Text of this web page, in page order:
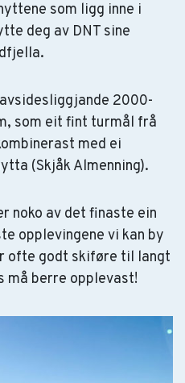
som ligg inne i
deg av DNT sine
2000-
som eit fint turmål frå
med ei
(Skjåk Almenning).
noko av det finaste ein
opplevingene vi kan by
ofte godt skiføre til langt
må berre opplevast!